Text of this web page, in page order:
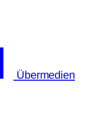
Übermedien